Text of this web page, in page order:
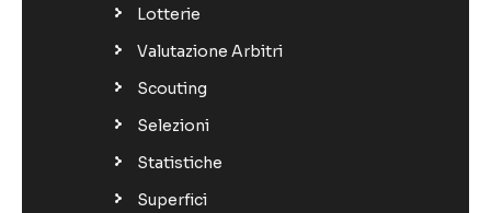
Lotterie
Valutazione Arbitri
Scouting
Selezioni
Statistiche
Superfici